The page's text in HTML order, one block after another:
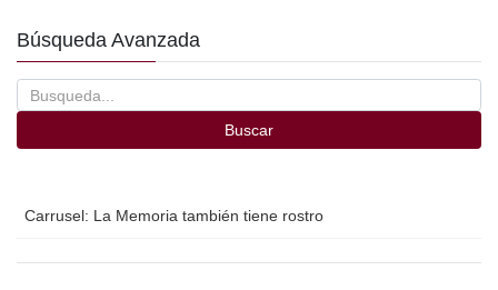
k
Búsqueda Avanzada
Buscar
Carrusel: La Memoria también tiene rostro